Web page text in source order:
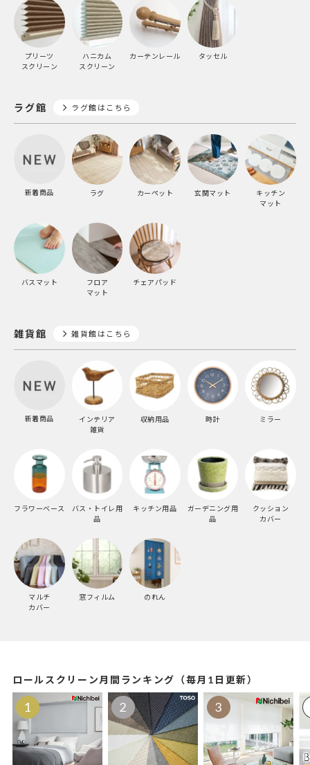
プリーツ
スクリーン
ハニカム
スクリーン
カーテンレール タッセル
ラグ館 ラグ館はこちら
新着商品 ラグ カーペット 玄関マット
キッチン
マット
バスマット
フロア
マット
チェアパッド
雑貨館 雑貨館はこちら
新着商品
インテリア
雑貨
収納用品 時計 ミラー
フラワーベース
バス・トイレ用
品
キッチン用品
ガーデニング用
品
クッション
カバー
マルチ
カバー
窓フィルム のれん
ロールスクリーン月間ランキング（毎月1日更新）